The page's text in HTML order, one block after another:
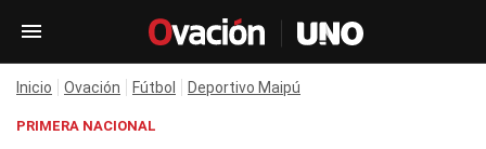
Inicio Ovación Fútbol Deportivo Maipú
PRIMERA NACIONAL